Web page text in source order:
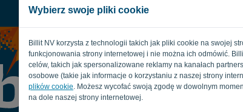
Wybierz swoje pliki cookie
Billit NV korzysta z technologii takich jak pliki cookie na swojej
funkcjonowania strony internetowej i nie można ich odmówić.
celów, takich jak spersonalizowane reklamy na kanałach
osobowe (takie jak informacje o korzystaniu z naszej strony
plików cookie. Możesz wycofać swoją zgodę w dowolnym
na dole naszej strony internetowej.